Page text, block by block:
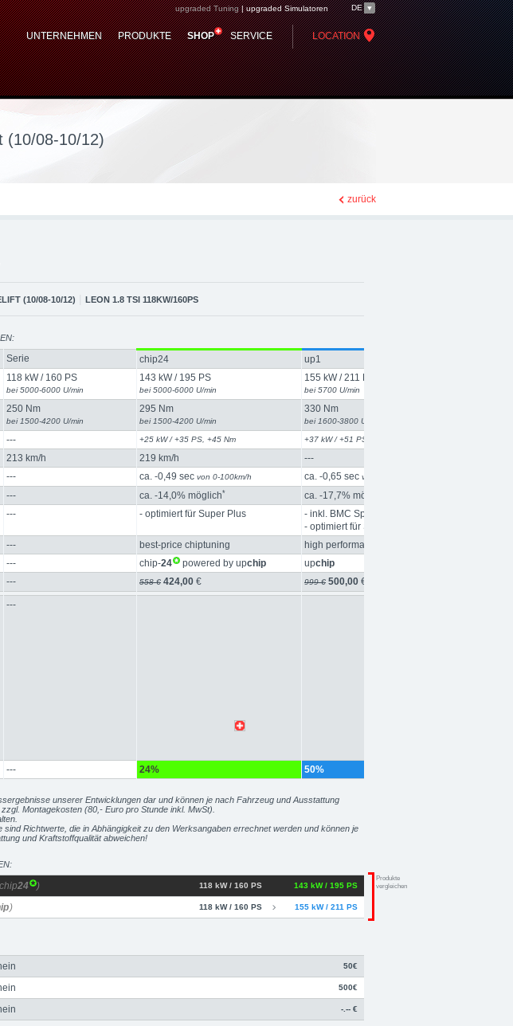
10/12) upgraded automotive
Performance Zubehör
DE
LOCATION
SERVICE
SHOP
PRODUKTE
UNTERNEHMEN
upgraded Tuning|upgraded Simulatoren
(10/08-10/12)
zurück
(10/08-10/12) LEON 1.8 TSI 118KW/160PS
Serie chip24
up1
118 kW / 160 PS
bei 5000-6000 U/min
143 kW / 195 PS
bei 5000-6000 U/min
155 kW / 211 PS
bei 5700 U/min
250 Nm
bei 1500-4200 U/min
295 Nm
bei 1500-4200 U/min
330 Nm
bei 1600-3800 U/min
--- +25 kW / +35 PS, +45 Nm +37 kW / +51 PS, +80 Nm
213 km/h 219 km/h
---
--- ca. -0,49 sec von 0-100km/h ca. -0,65 sec von 0-100km/h
--- ca. -14,0% möglich* ca. -17,7% möglich
--- - optimiert für Super Plus
- inkl. BMC Sportluftfilter
- optimiert für Super Plus
--- best-price chiptuning
high performance chiptuning
--- chip-24 powered by upchip upchip
--- 558 € 424,00 € 999 € 500,00 €
---
--- 24% 50%
unserer Entwicklungen dar und können je nach Fahrzeug und Ausstattung
Montagekosten (80,- Euro pro Stunde inkl. MwSt).
Richtwerte, die in Abhängigkeit zu den Werksangaben errechnet werden und können je
und Kraftstoffqualität abweichen!
Produkte
vergleichen
24 ) 143 kW / 195 PS
118 kW / 160 PS
) 155 kW / 211 PS
118 kW / 160 PS
50€
500€
-.-- €